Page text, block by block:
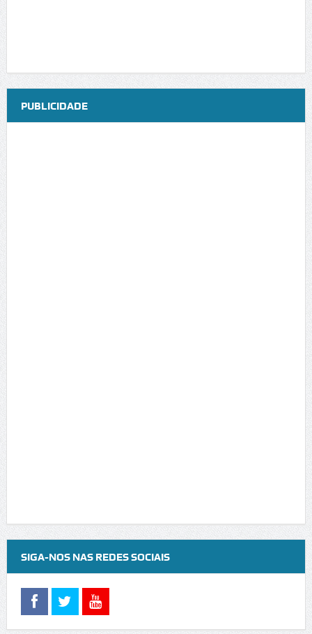
PUBLICIDADE
SIGA-NOS NAS REDES SOCIAIS